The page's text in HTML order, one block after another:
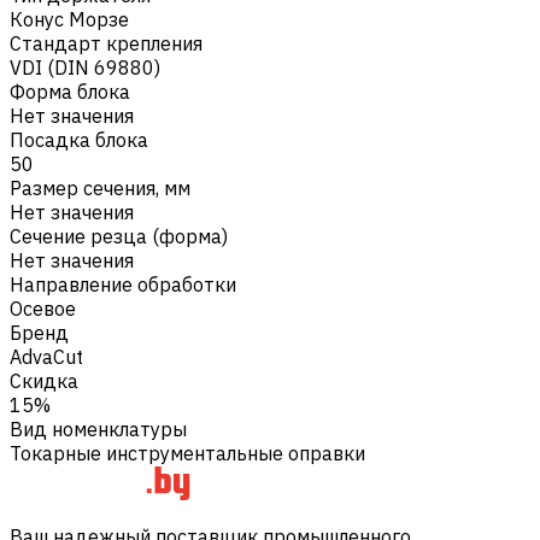
Конус Морзе
Стандарт крепления
VDI (DIN 69880)
Форма блока
Нет значения
Посадка блока
50
Размер сечения, мм
Нет значения
Сечение резца (форма)
Нет значения
Направление обработки
Осевое
Бренд
AdvaCut
Скидка
15%
Вид номенклатуры
Токарные инструментальные оправки